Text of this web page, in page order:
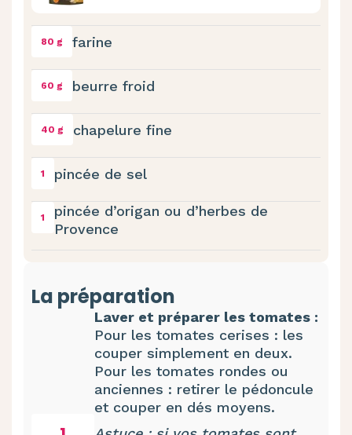
80 g farine
60 g beurre froid
40 g chapelure fine
1 pincée de sel
1
pincée d’origan ou d’herbes de
Provence
La préparation
Laver et préparer les tomates :
Pour les tomates cerises : les
couper simplement en deux.
Pour les tomates rondes ou
anciennes : retirer le pédoncule
et couper en dés moyens.